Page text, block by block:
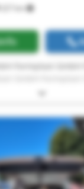
227 km
Formplast GmbH
Formplast
GmbH Formplast
Formplast
GmbH Formplast